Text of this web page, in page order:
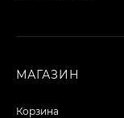
МАГАЗИН
Корзина